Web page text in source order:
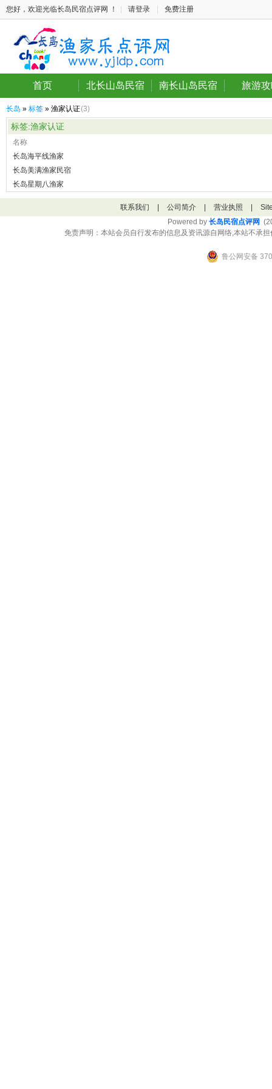
您好，欢迎光临长岛民宿点评网 ！ 请登录 免费注册
首页 北长山岛民宿 南长山岛民宿 旅游
长岛 » 标签 » 渔家认证(3)
标签:渔家认证
名称
长岛海平线渔家
长岛美满渔家民宿
长岛星期八渔家
联系我们 公司简介 营业执照
Powered by 长岛民宿点评网
免责声明：本站会员自行发布的信息及资讯源自网络,本站不承
鲁公网安备